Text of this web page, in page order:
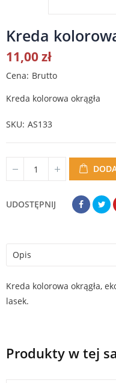
Kreda
11,00 zł
Cena Brutto
Kreda kolorowa okrągła
SKU AS133
UDOSTĘPNIJ
Opis
Kreda kolorowa okrągła,
lasek.
Produkty w tej